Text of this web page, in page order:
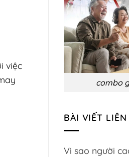
việc
biến
chứng
và
phòng
ngừa
combo
BÀI VIẾT LIÊN
Vì sao người